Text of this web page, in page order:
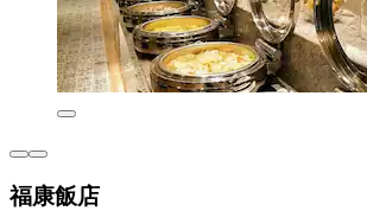
福康飯店